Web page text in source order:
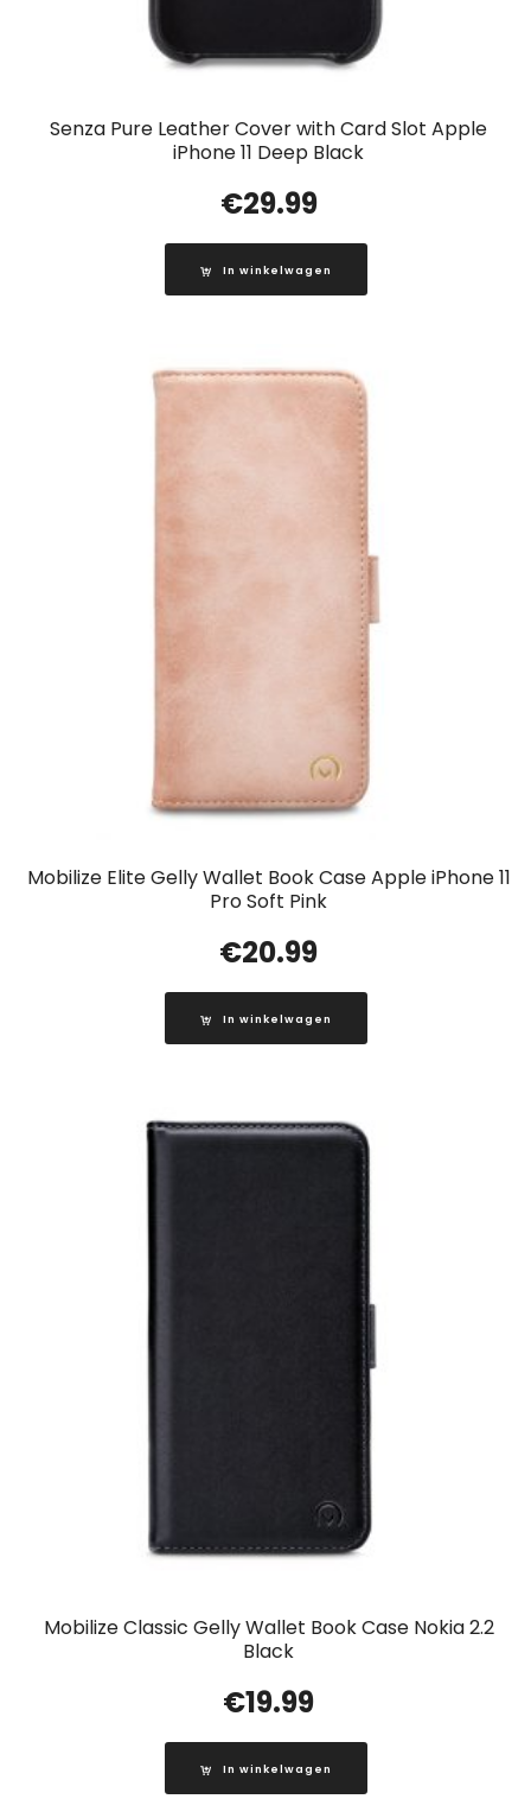
Senza Pure Leather Cover with Card Slot Apple
iPhone 11 Deep Black
€29.99
In winkelwagen
Mobilize Elite Gelly Wallet Book Case Apple iPhone 11
Pro Soft Pink
€20.99
In winkelwagen
Mobilize Classic Gelly Wallet Book Case Nokia 2.2
Black
€19.99
In winkelwagen